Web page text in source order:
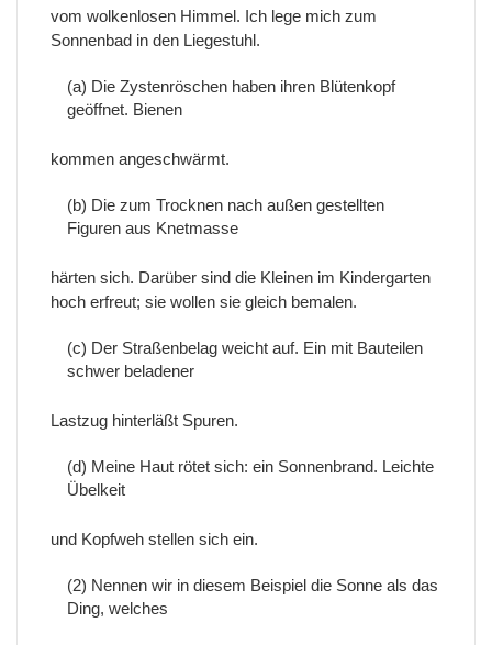
vom wolkenlosen Himmel. Ich lege mich zum
Sonnenbad in den Liegestuhl.
(a) Die Zystenröschen haben ihren Blütenkopf
geöffnet. Bienen
kommen angeschwärmt.
(b) Die zum Trocknen nach außen gestellten
Figuren aus Knetmasse
härten sich. Darüber sind die Kleinen im Kindergarten
hoch erfreut; sie wollen sie gleich bemalen.
(c) Der Straßenbelag weicht auf. Ein mit Bauteilen
schwer beladener
Lastzug hinterläßt Spuren.
(d) Meine Haut rötet sich: ein Sonnenbrand. Leichte
Übelkeit
und Kopfweh stellen sich ein.
(2) Nennen wir in diesem Beispiel die Sonne als das
Ding, welches